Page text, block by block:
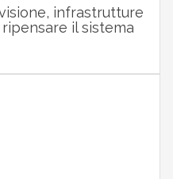
infrastrutture
il sistema